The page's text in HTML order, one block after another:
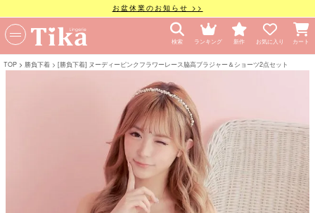
お盆休業のお知らせ >>
検索 ランキング 新作 お気に入り カート
TOP 勝負下着 [勝負下着] ヌーディーピンクフラワーレース脇高ブラジャー＆ショーツ2点セット